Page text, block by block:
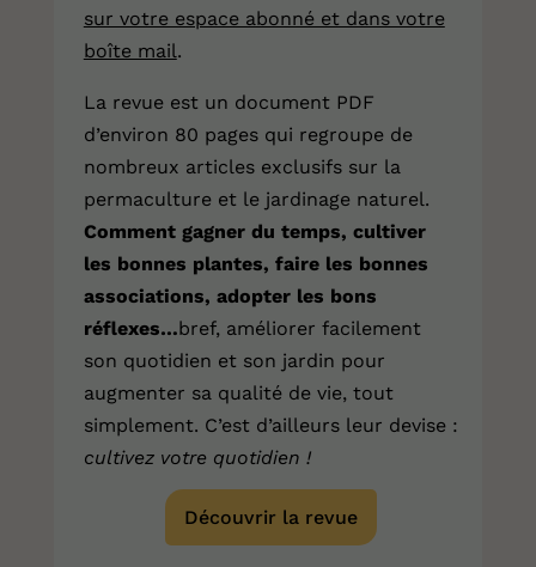
sur votre espace abonné et dans votre
boîte mail.
La revue est un document PDF
d’environ 80 pages qui regroupe de
nombreux articles exclusifs sur la
permaculture et le jardinage naturel.
Comment gagner du temps, cultiver
les bonnes plantes, faire les bonnes
associations, adopter les bons
réflexes…bref, améliorer facilement
son quotidien et son jardin pour
augmenter sa qualité de vie, tout
simplement. C’est d’ailleurs leur devise :
cultivez votre quotidien !
Découvrir la revue